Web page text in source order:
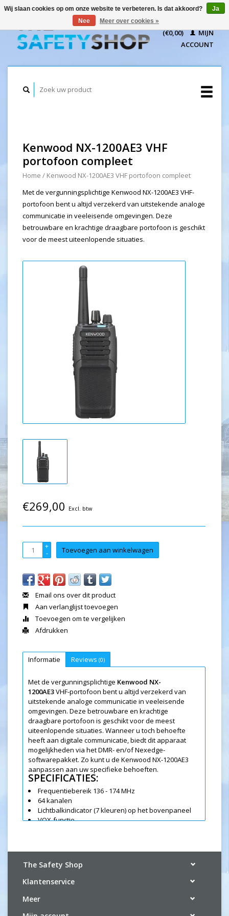
(€0,00)
MIJN
ACCOUNT
Kenwood NX-1200AE3 VHF
portofoon compleet
Home / Kenwood NX-1200AE3 VHF portofoon compleet
Met de vergunningsplichtige Kenwood NX-1200AE3 VHF-
portofoon bent u altijd verzekerd van uitstekende analoge
communicatie in veeleisende omgevingen. Deze
betrouwbare en krachtige draagbare portofoon is geschikt
voor de meest uiteenlopende situaties.
€269,00 Excl. btw
+
- Toevoegen aan winkelwagen
Email ons over dit product
Aan verlanglijst toevoegen
Toevoegen om te vergelijken
Afdrukken
Informatie Reviews (0)
Met de vergunningsplichtige Kenwood NX-
1200AE3VHF-portofoon bent u altijd verzekerd van
uitstekende analoge communicatie in veeleisende
omgevingen. Deze betrouwbare en krachtige
draagbare portofoon is geschikt voor de meest
uiteenlopende situaties. Wanneer u toch behoefte
heeft aan digitale communicatie, biedt dit apparaat
mogelijkheden via het DMR- en/of Nexedge-
softwarepakket. Zo kunt u de Kenwood NX-1200AE3
aanpassen aan uw specifieke behoeften.
SPECIFICATIES:
Frequentiebereik 136 - 174 MHz
64 kanalen
Lichtbalkindicator (7 kleuren) op het bovenpaneel
VOX-functie
COMPLEET GELEVERD:
Kenwood NX-1200 AE3 VHF analoge portofoon
KRA-22M VHF antenne
The Safety Shop
Klantenservice
Meer
Wij slaan cookies op om onze website te verbeteren. Is dat akkoord?
Ja
Nee
Meer over cookies »